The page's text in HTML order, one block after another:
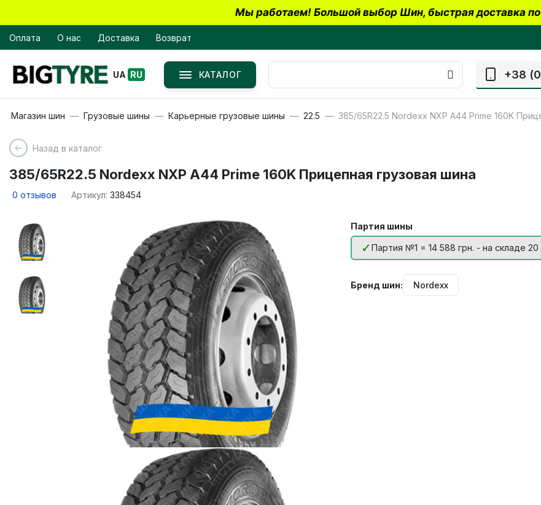
Мы работаем! Большой выбор Шин, быстрая доставка
Оплата О нас Доставка Возврат
UA RU КАТАЛОГ +38
Магазин шин Грузовые шины Карьерные грузовые шины 22.5 385/65R22.5 Nordexx NXP A44 Prime 160K
Назад в каталог
385/65R22.5 Nordexx NXP A44 Prime 160K Прицепная грузовая шина
0 отзывов Артикул: 338454
Партия шины
Партия №1 = 14 588 грн. - на складе
Бренд шин: Nordexx